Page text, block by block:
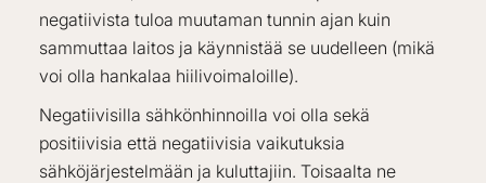
negatiivista tuloa muutaman tunnin ajan kuin
sammuttaa laitos ja käynnistää se uudelleen (mikä
voi olla hankalaa hiilivoimaloille).
Negatiivisilla sähkönhinnoilla voi olla sekä
positiivisia että negatiivisia vaikutuksia
sähköjärjestelmään ja kuluttajiin. Toisaalta ne